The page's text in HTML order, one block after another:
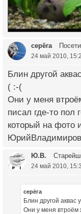
серёга
24 май 2010,
Блин другой
( :-(
Они у меня
писал где-то пол
который на фото
Ю.В.
24 май 2010,
серёга
Блин другой аквас
Они у меня втроём